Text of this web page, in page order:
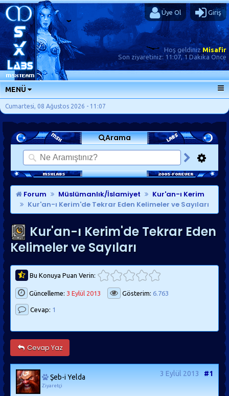
Üye Ol Giriş
Hoş geldinizMisafir
Son ziyaretiniz: 11:07, 1 Dakika Önce
MENÜ
ANA SAYFA
FORUMLAR
SORU-CEVAP
GÜNLÜKLER
SON MESAJLAR
KISAYOLLAR
Cumartesi, 08 Ağustos 2026 - 11:07
Arama
Forum Müslümanlık/İslamiyet
Kur'an-ı Kerim
Kur'an-ı Kerim'de Tekrar Eden Kelimeler ve Sayıları
Kur'an-ı Kerim'de Tekrar Eden
Kelimeler ve Sayıları
Bu Konuya Puan Verin:
Güncelleme: 3 Eylül 2013 Gösterim: 6.763
Cevap: 1
Cevap Yaz
Şeb-i Yelda
Ziyaretçi
3 Eylül 2013 #1